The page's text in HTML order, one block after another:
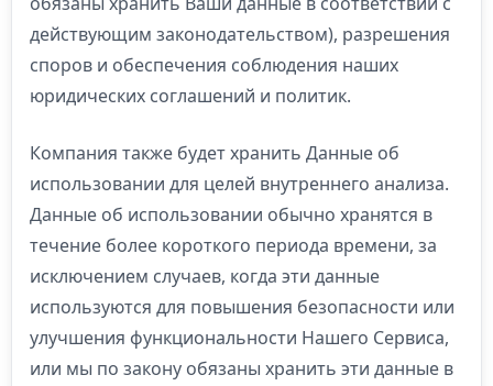
действующим законодательством), разрешения
споров и обеспечения соблюдения наших
юридических соглашений и политик.
Компания также будет хранить Данные об
использовании для целей внутреннего анализа.
Данные об использовании обычно хранятся в
течение более короткого периода времени, за
исключением случаев, когда эти данные
используются для повышения безопасности или
улучшения функциональности Нашего Сервиса,
или мы по закону обязаны хранить эти данные в